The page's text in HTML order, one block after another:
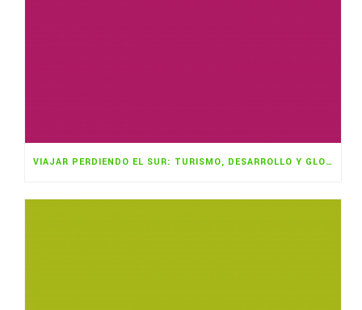
VIAJAR PERDIENDO EL SUR: TURISMO, DESARROLLO Y GLOBALIZACIÓN